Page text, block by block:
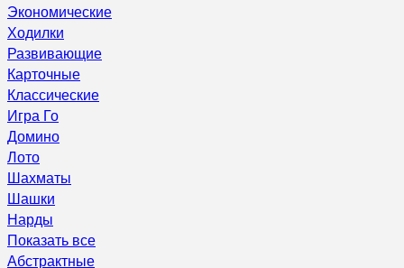
Экономические
Ходилки
Развивающие
Карточные
Классические
Игра Го
Домино
Лото
Шахматы
Шашки
Нарды
Показать все
Абстрактные